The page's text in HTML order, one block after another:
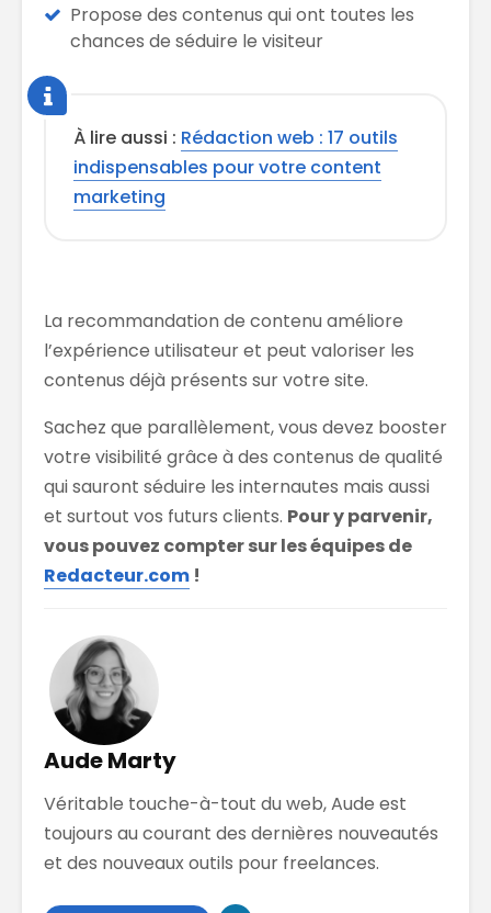
Propose des contenus qui ont toutes les
chances de séduire le visiteur
À lire aussi : Rédaction web : 17 outils
indispensables pour votre content
marketing
La recommandation de contenu améliore
l’expérience utilisateur et peut valoriser les
contenus déjà présents sur votre site.
Sachez que parallèlement, vous devez booster
votre visibilité grâce à des contenus de qualité
qui sauront séduire les internautes mais aussi
et surtout vos futurs clients. Pour y parvenir,
vous pouvez compter sur les équipes de
Redacteur.com !
Aude Marty
Véritable touche-à-tout du web, Aude est
toujours au courant des dernières nouveautés
et des nouveaux outils pour freelances.